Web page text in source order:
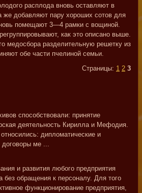
расплода вновь оставляют в
добавляют пару хороших сотов для
помещают 3—4 рамки с вощиной.
как это описано выше.
медосбора разделительную решетку из
обе части пчелиной семьи.
Страницы: 1 2 3
способствовали: принятие
деятельность Кирилла и Мефодия.
дипломатические и
договоры ме ...
и развития любого предприятия
без обращения к персоналу. Для того
функционирование предприятия,